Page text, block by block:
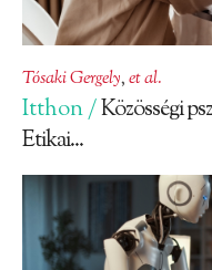
Tósaki Gergely,et al.
Itthon /Közösségi
Etikai...